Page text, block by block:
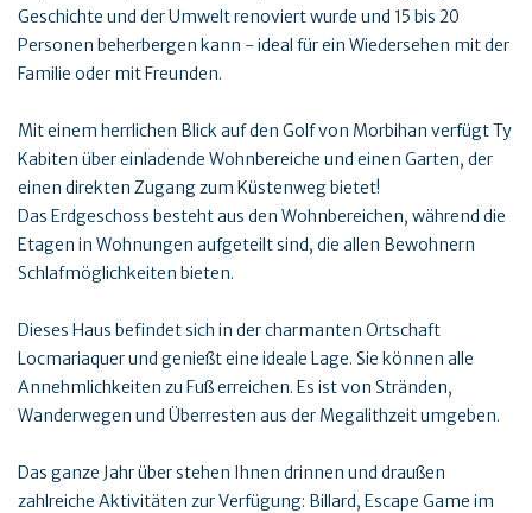
Geschichte und der Umwelt renoviert wurde und 15 bis 20
Personen beherbergen kann - ideal für ein Wiedersehen mit der
Familie oder mit Freunden.
Mit einem herrlichen Blick auf den Golf von Morbihan verfügt Ty
Kabiten über einladende Wohnbereiche und einen Garten, der
einen direkten Zugang zum Küstenweg bietet!
Das Erdgeschoss besteht aus den Wohnbereichen, während die
Etagen in Wohnungen aufgeteilt sind, die allen Bewohnern
Schlafmöglichkeiten bieten.
Dieses Haus befindet sich in der charmanten Ortschaft
Locmariaquer und genießt eine ideale Lage. Sie können alle
Annehmlichkeiten zu Fuß erreichen. Es ist von Stränden,
Wanderwegen und Überresten aus der Megalithzeit umgeben.
Das ganze Jahr über stehen Ihnen drinnen und draußen
zahlreiche Aktivitäten zur Verfügung: Billard, Escape Game im